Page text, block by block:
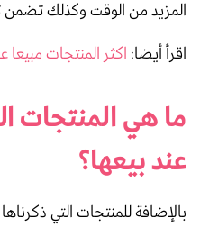
المزيد من الوقت وكذلك تضمن
اقرأ أيضا: اكثر المنتجات مبيعا
ما هي المنتجات
عند بيعها؟
بالإضافة للمنتجات التي